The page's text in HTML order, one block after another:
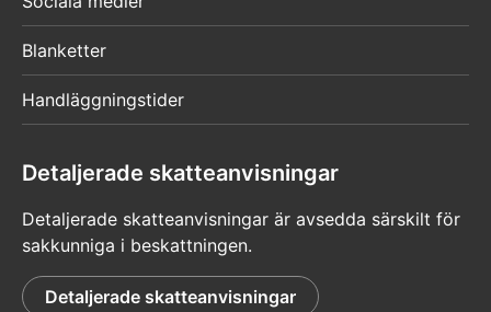
Blanketter
Handläggningstider
Detaljerade skatteanvisningar
Detaljerade skatteanvisningar är avsedda särskilt för
sakkunniga i beskattningen.
Detaljerade skatteanvisningar